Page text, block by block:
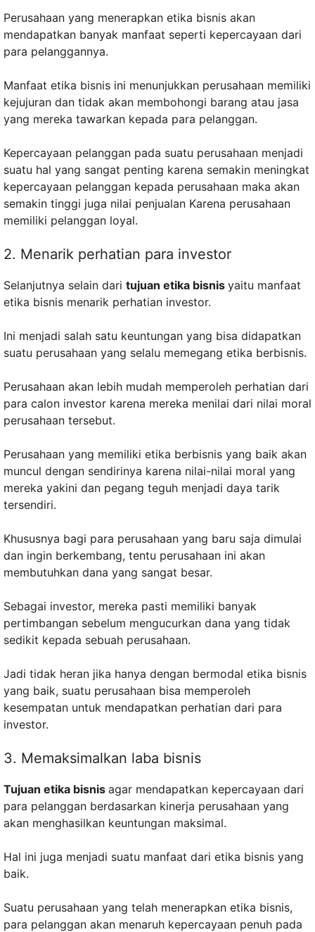
Perusahaan yang menerapkan etika bisnis akan
mendapatkan banyak manfaat seperti kepercayaan dari
para pelanggannya.
Manfaat etika bisnis ini menunjukkan perusahaan memiliki
kejujuran dan tidak akan membohongi barang atau jasa
yang mereka tawarkan kepada para pelanggan.
Kepercayaan pelanggan pada suatu perusahaan menjadi
suatu hal yang sangat penting karena semakin meningkat
kepercayaan pelanggan kepada perusahaan maka akan
semakin tinggi juga nilai penjualan Karena perusahaan
memiliki pelanggan loyal.
2. Menarik perhatian para investor
Selanjutnya selain dari tujuan etika bisnis yaitu manfaat
etika bisnis menarik perhatian investor.
Ini menjadi salah satu keuntungan yang bisa didapatkan
suatu perusahaan yang selalu memegang etika berbisnis.
Perusahaan akan lebih mudah memperoleh perhatian dari
para calon investor karena mereka menilai dari nilai moral
perusahaan tersebut.
Perusahaan yang memiliki etika berbisnis yang baik akan
muncul dengan sendirinya karena nilai-nilai moral yang
mereka yakini dan pegang teguh menjadi daya tarik
tersendiri.
Khususnya bagi para perusahaan yang baru saja dimulai
dan ingin berkembang, tentu perusahaan ini akan
membutuhkan dana yang sangat besar.
Sebagai investor, mereka pasti memiliki banyak
pertimbangan sebelum mengucurkan dana yang tidak
sedikit kepada sebuah perusahaan.
Jadi tidak heran jika hanya dengan bermodal etika bisnis
yang baik, suatu perusahaan bisa memperoleh
kesempatan untuk mendapatkan perhatian dari para
investor.
3. Memaksimalkan laba bisnis
Tujuan etika bisnis agar mendapatkan kepercayaan dari
para pelanggan berdasarkan kinerja perusahaan yang
akan menghasilkan keuntungan maksimal.
Hal ini juga menjadi suatu manfaat dari etika bisnis yang
baik.
Suatu perusahaan yang telah menerapkan etika bisnis,
para pelanggan akan menaruh kepercayaan penuh pada